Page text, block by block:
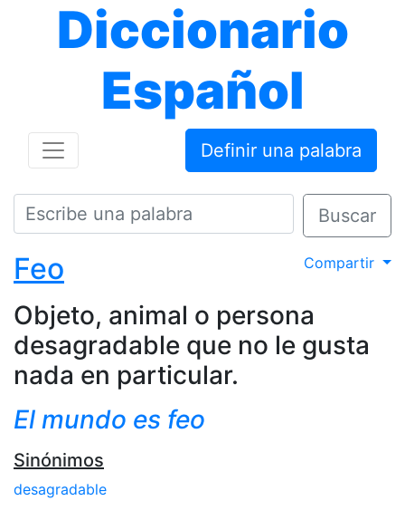
Diccionario
Español
Definir una palabra
Buscar
Compartir
Feo
Objeto, animal o persona
desagradable que no le gusta
nada en particular.
El mundo es feo
Sinónimos
desagradable